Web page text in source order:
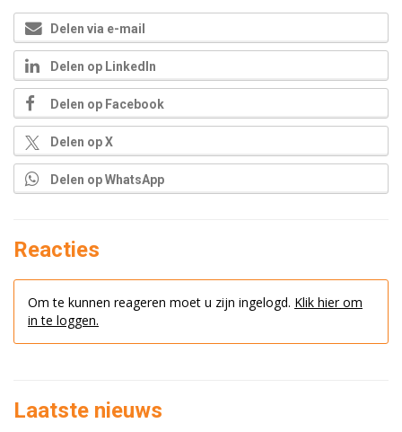
Delen via e-mail
Delen op LinkedIn
Delen op Facebook
Delen op X
Delen op WhatsApp
Reacties
Om te kunnen reageren moet u zijn ingelogd. Klik hier om
in te loggen.
Laatste nieuws